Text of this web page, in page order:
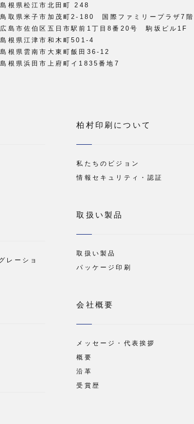
根県松江市北田町 248
取県米子市加茂町2-180 国際ファミリープラザ7階
島市佐伯区五日市駅前1丁目8番20号 駒坂ビル1F
根県江津市和木町501-4
根県雲南市大東町飯田36-12
根県浜田市上府町イ1835番地7
レーショ
柏村印刷について
私たちのビジョン
情報セキュリティ・認証
取扱い製品
取扱い製品
パッケージ印刷
会社概要
メッセージ・代表挨拶
概要
沿革
受賞歴